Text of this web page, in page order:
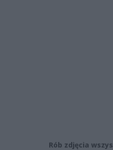
Rób zdjęcia